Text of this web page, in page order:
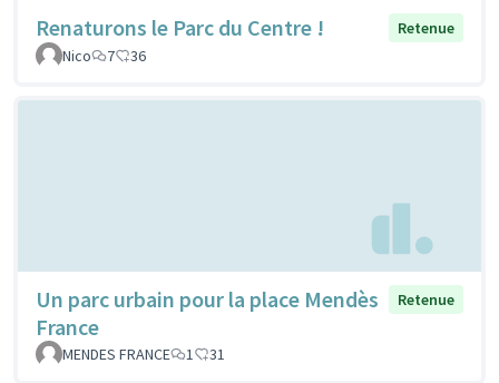
Renaturons le Parc du Centre !
Retenue
Nico
7 36
Un parc urbain pour la place Mendès
France
Retenue
MENDES FRANCE 1 31